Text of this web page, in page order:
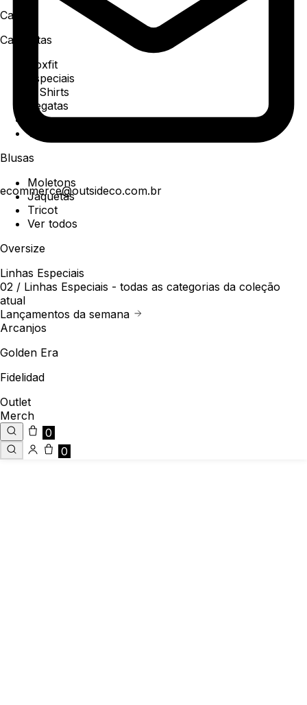
ecommerce@outsideco.com.br
Camisa
Camisetas
Boxfit
Especiais
T-Shirts
Regatas
Polo
Ver todos
Blusas
Moletons
Jaquetas
Tricot
Ver todos
Oversize
Linhas Especiais
02 / Linhas Especiais - todas as categorias da coleção
atual
Lançamentos da semana
Arcanjos
Golden Era
Fidelidad
Outlet
Merch
0
0